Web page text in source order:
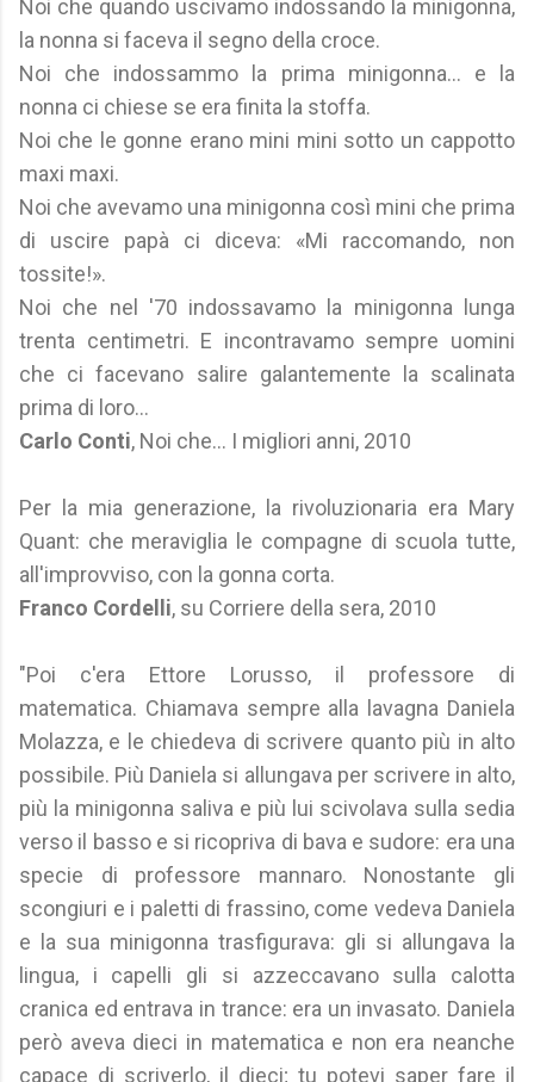
Noi che quando uscivamo indossando la minigonna,
la nonna si faceva il segno della croce.
Noi che indossammo la prima minigonna... e la
nonna ci chiese se era finita la stoffa.
Noi che le gonne erano mini mini sotto un cappotto
maxi maxi.
Noi che avevamo una minigonna così mini che prima
di uscire papà ci diceva: «Mi raccomando, non
tossite!».
Noi che nel '70 indossavamo la minigonna lunga
trenta centimetri. E incontravamo sempre uomini
che ci facevano salire galantemente la scalinata
prima di loro...
Carlo Conti, Noi che... I migliori anni, 2010
Per la mia generazione, la rivoluzionaria era Mary
Quant: che meraviglia le compagne di scuola tutte,
all'improvviso, con la gonna corta.
Franco Cordelli, su Corriere della sera, 2010
"Poi c'era Ettore Lorusso, il professore di
matematica. Chiamava sempre alla lavagna Daniela
Molazza, e le chiedeva di scrivere quanto più in alto
possibile. Più Daniela si allungava per scrivere in alto,
più la minigonna saliva e più lui scivolava sulla sedia
verso il basso e si ricopriva di bava e sudore: era una
specie di professore mannaro. Nonostante gli
scongiuri e i paletti di frassino, come vedeva Daniela
e la sua minigonna trasfigurava: gli si allungava la
lingua, i capelli gli si azzeccavano sulla calotta
cranica ed entrava in trance: era un invasato. Daniela
però aveva dieci in matematica e non era neanche
capace di scriverlo, il dieci; tu potevi saper fare il